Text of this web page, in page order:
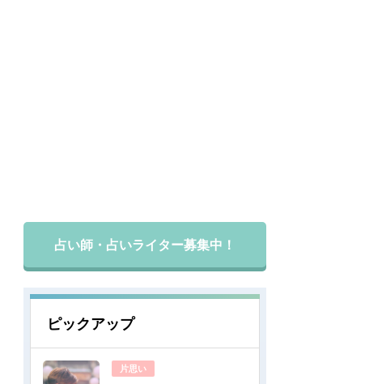
占い師・占いライター募集中！
ピックアップ
片思い